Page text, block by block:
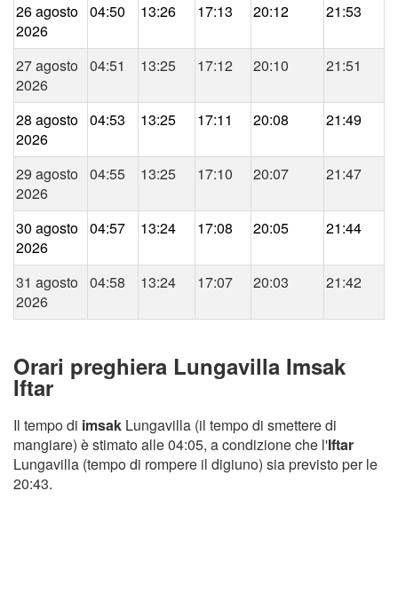
26 agosto
2026
04:50 13:26 17:13 20:12 21:53
27 agosto
2026
04:51 13:25 17:12 20:10 21:51
28 agosto
2026
04:53 13:25 17:11 20:08 21:49
29 agosto
2026
04:55 13:25 17:10 20:07 21:47
30 agosto
2026
04:57 13:24 17:08 20:05 21:44
31 agosto
2026
04:58 13:24 17:07 20:03 21:42
Orari preghiera Lungavilla Imsak
Iftar
Il tempo di imsak Lungavilla (il tempo di smettere di
mangiare) è stimato alle 04:05, a condizione che l'Iftar
Lungavilla (tempo di rompere il digiuno) sia previsto per le
20:43.